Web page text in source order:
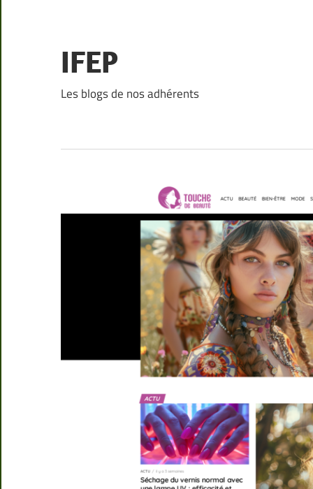
content
IFEP
Les blogs de nos adhérents